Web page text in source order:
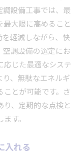
設備工事では、最
大限に高めること
軽減しながら、快
調設備の選定にお
応じた最適なシステ
、無駄なエネルギ
とが可能です。さ
、定期的な点検と
す。
入れる